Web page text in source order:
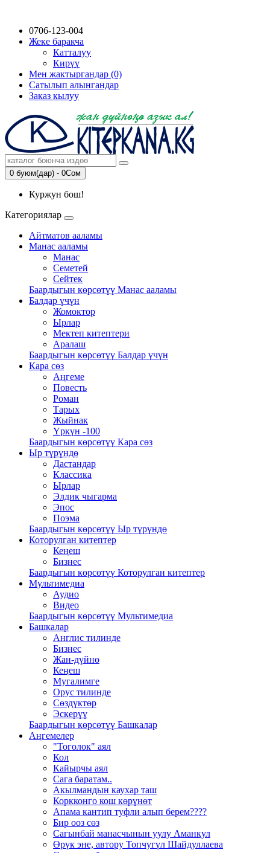
0706-123-004
Жеке баракча
Катталуу
Кирүү
Мен жактыргандар (0)
Сатылып алынгандар
Заказ кылуу
0 буюм(дар) - 0Сом
Куржун бош!
Категориялар
Айтматов ааламы
Манас ааламы
Манас
Семетей
Сейтек
Баардыгын көрсөтүү Манас ааламы
Балдар үчүн
Жомоктор
Ырлар
Мектеп китептери
Аралаш
Баардыгын көрсөтүү Балдар үчүн
Кара сөз
Аңгеме
Повесть
Роман
Тарых
Жыйнак
Үркүн -100
Баардыгын көрсөтүү Кара сөз
Ыр түрүндө
Дастандар
Классика
Ырлар
Элдик чыгарма
Эпос
Поэма
Баардыгын көрсөтүү Ыр түрүндө
Которулган китептер
Кеңеш
Бизнес
Баардыгын көрсөтүү Которулган китептер
Мультимедиа
Аудио
Видео
Баардыгын көрсөтүү Мультимедиа
Башкалар
Англис тилинде
Бизнес
Жан-дүйнө
Кеңеш
Мугалимге
Орус тилинде
Сөздүктөр
Эскерүү
Баардыгын көрсөтүү Башкалар
Аңгемелер
"Тоголок" аял
Кол
Кайырчы аял
Сага баратам..
Акылмандын каухар таш
Коркконго кош көрүнөт
Апама кантип туфли алып берем????
Бир ооз сөз
Сагынбай манасчынын уулу Аманкул
Өрүк эне, автору Топчугүл Шайдуллаева